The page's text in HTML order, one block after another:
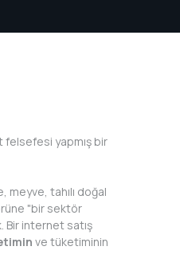
yapmış bir
tahılı doğal
"bir sektör
Bir internet satış
ve tüketiminin